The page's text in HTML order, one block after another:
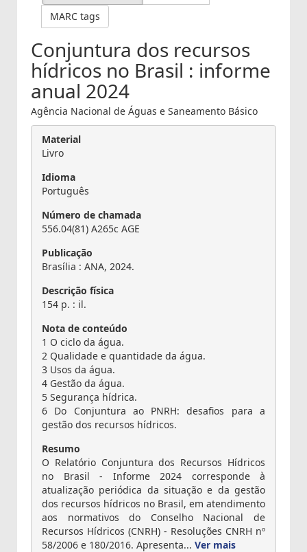
MARC tags
Conjuntura dos recursos
hídricos no Brasil : informe
anual 2024
Agência Nacional de Águas e Saneamento Básico
Material
Livro
Idioma
Português
Número de chamada
556.04(81) A265c AGE
Publicação
Brasília : ANA, 2024.
Descrição física
154 p. : il.
Nota de conteúdo
1 O ciclo da água.
2 Qualidade e quantidade da água.
3 Usos da água.
4 Gestão da água.
5 Segurança hídrica.
6 Do Conjuntura ao PNRH: desafios para a
gestão dos recursos hídricos.
Resumo
O Relatório Conjuntura dos Recursos Hídricos
no Brasil - Informe 2024 corresponde à
atualização periódica da situação e da gestão
dos recursos hídricos no Brasil, em atendimento
aos normativos do Conselho Nacional de
Recursos Hídricos (CNRH) - Resoluções CNRH nº
58/2006 e 180/2016. Apresenta... Ver mais